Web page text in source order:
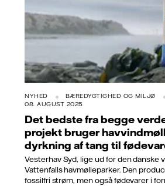
NYHED
BÆREDYGTIGHED OG MILJØ
08. AUGUST 2025
Det bedste fra begge
projekt bruger
dyrkning af tang til
Vesterhav Syd, lige ud for den danske
Vattenfalls havmølleparker. Den
fossilfri strøm, men også fødevarer i